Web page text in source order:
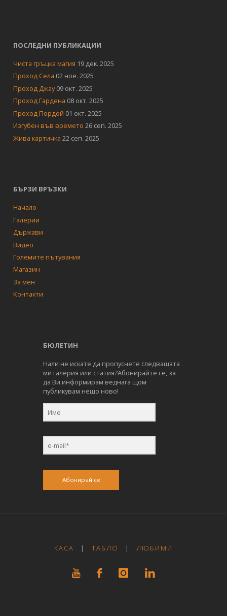
ПОСЛЕДНИ ПУБЛИКАЦИИ
Чиста гръцка магия 19 дек. 2025
Проход Села 02 ное. 2025
Проход Джау 09 окт. 2025
Проход Гардена 08 окт. 2025
Проход Пордой 01 окт. 2025
Изгубен във времето 26 сеп. 2025
Жива картичка 22 сеп. 2025
БЪРЗИ ВРЪЗКИ
Начало
Галерии
Държави
Видео
Големите пътувания
Магазин
За мен
Контакти
БЮЛЕТИН
Нали не искате да пропуснете следващата
ми галерия или статия?Абонирайте се, за
да Ви информирам веднага щом
публикувам нещо ново!
Абонирай се
КАСА | ТАБЛО | ЛЮБИМИ